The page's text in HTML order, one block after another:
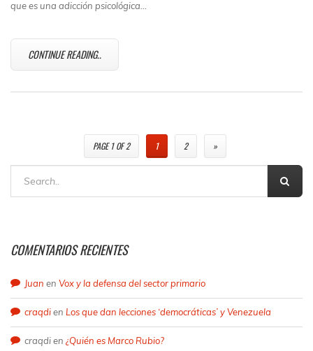
que es una adicción psicológica…
CONTINUE READING..
PAGE 1 OF 2 1 2 »
COMENTARIOS RECIENTES
Juan en Vox y la defensa del sector primario
craqdien Los que dan lecciones ‘democráticas’ y Venezuela
craqdien ¿Quién es Marco Rubio?